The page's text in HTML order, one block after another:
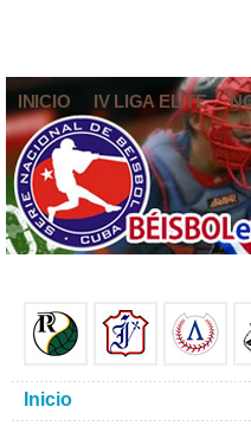
INICIO IV LIGA ELITE
Inicio